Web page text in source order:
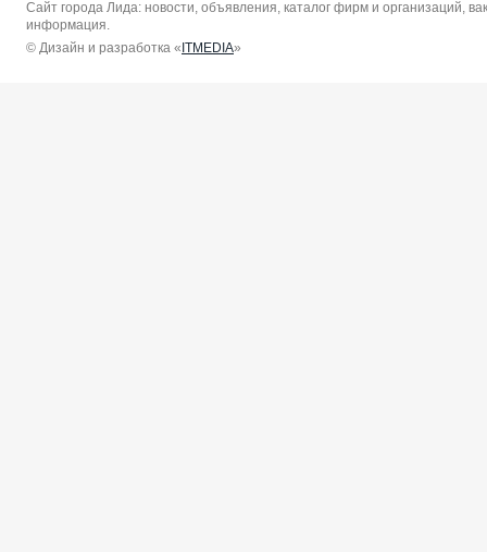
Сайт города Лида: новости, объявления, каталог фирм и организаций,
информация.
© Дизайн и разработка « ITMEDIA»